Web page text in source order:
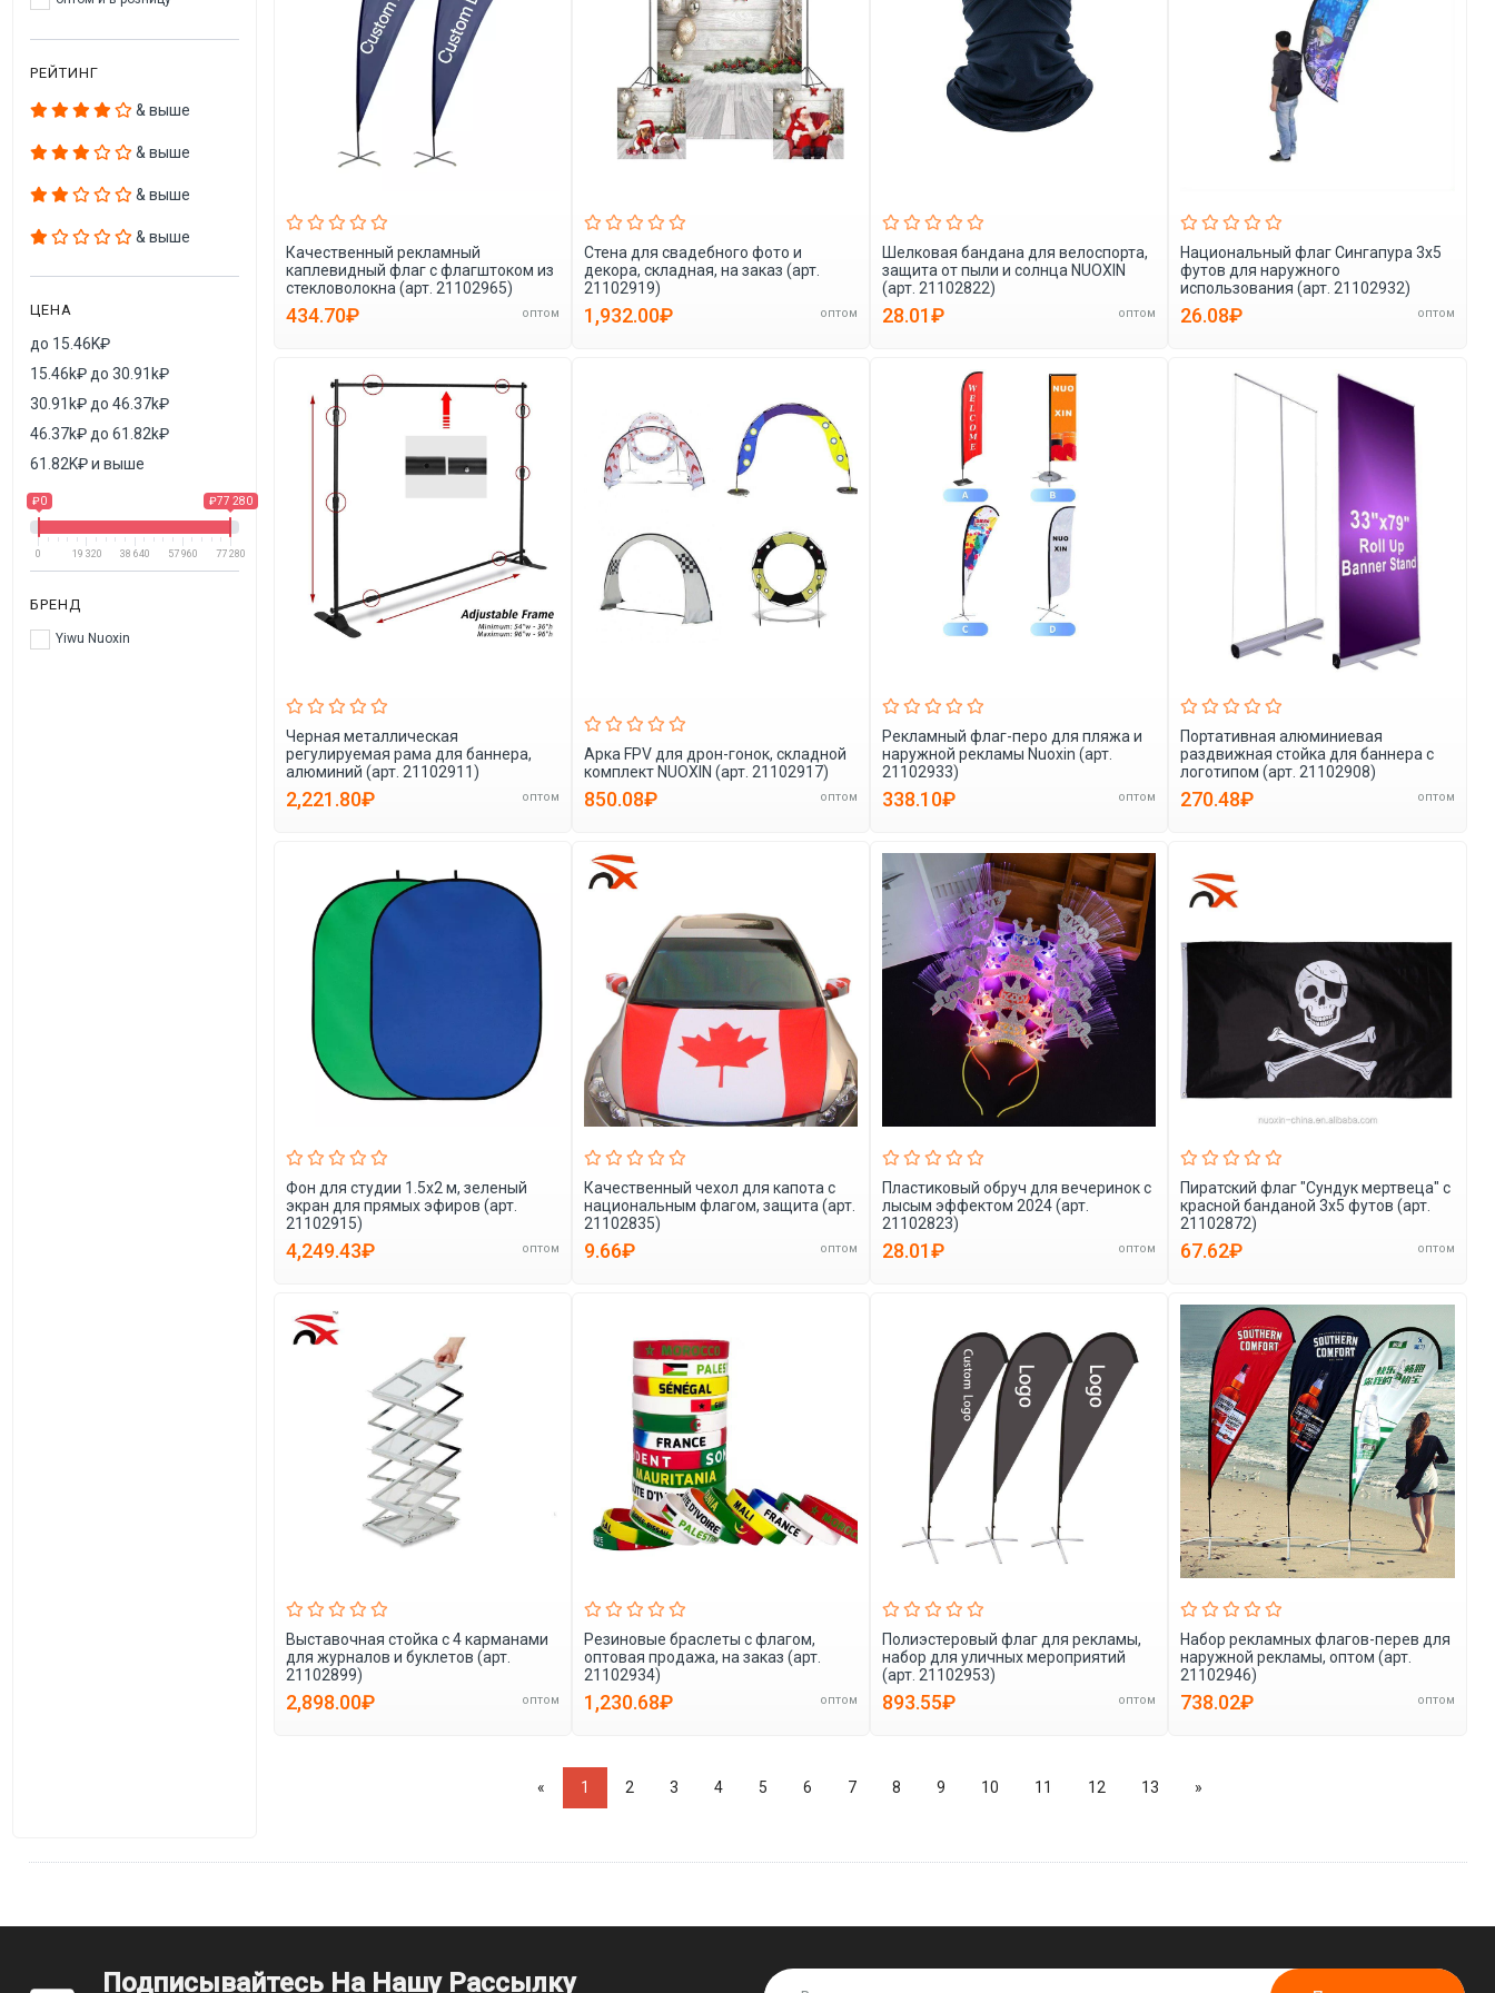
РЕЙТИНГ
& выше
& выше
& выше
& выше
ЦЕНА
до 15.46K₽
15.46k₽ до 30.91k₽
30.91k₽ до 46.37k₽
46.37k₽ до 61.82k₽
61.82K₽ и выше
₽0 ₽77 280
0 19 320 38 640 57 960 77 280
БРЕНД
Yiwu Nuoxin
Качественный рекламный
каплевидный флаг с флагштоком из
стекловолокна (арт. 21102965)
434.70₽ оптом
Стена для свадебного фото и
декора, складная, на заказ (арт.
21102919)
1,932.00₽ оптом
Шелковая бандана для велоспорта,
защита от пыли и солнца NUOXIN
(арт. 21102822)
28.01₽ оптом
Национальный флаг Сингапура 3x5
футов для наружного
использования (арт. 21102932)
26.08₽ оптом
Черная металлическая
регулируемая рама для баннера,
алюминий (арт. 21102911)
2,221.80₽ оптом
Арка FPV для дрон-гонок, складной
комплект NUOXIN (арт. 21102917)
850.08₽ оптом
Рекламный флаг-перо для пляжа и
наружной рекламы Nuoxin (арт.
21102933)
338.10₽ оптом
Портативная алюминиевая
раздвижная стойка для баннера с
логотипом (арт. 21102908)
270.48₽ оптом
Фон для студии 1.5x2 м, зеленый
экран для прямых эфиров (арт.
21102915)
4,249.43₽ оптом
Качественный чехол для капота с
национальным флагом, защита (арт.
21102835)
9.66₽ оптом
Пластиковый обруч для вечеринок с
лысым эффектом 2024 (арт.
21102823)
28.01₽ оптом
Пиратский флаг "Сундук мертвеца" с
красной банданой 3x5 футов (арт.
21102872)
67.62₽ оптом
Выставочная стойка с 4 карманами
для журналов и буклетов (арт.
21102899)
2,898.00₽ оптом
Резиновые браслеты с флагом,
оптовая продажа, на заказ (арт.
21102934)
1,230.68₽ оптом
Полиэстеровый флаг для рекламы,
набор для уличных мероприятий
(арт. 21102953)
893.55₽ оптом
Набор рекламных флагов-перев для
наружной рекламы, оптом (арт.
21102946)
738.02₽ оптом
« 1 2 3 4 5 6 7 8 9 10 11 12 13 »
Подписывайтесь На Нашу Рассылку